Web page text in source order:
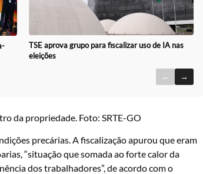
TSE aprova grupo para fiscalizar uso de IA nas
eleições
← →
da propriedade. Foto: SRTE-GO
precárias. A fiscalização apurou que eram
“situação que somada ao forte calor da
dos trabalhadores”, de acordo com o